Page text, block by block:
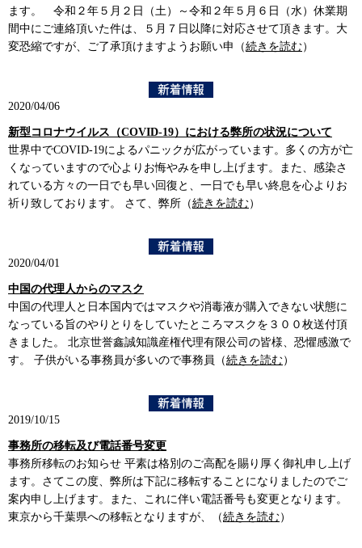
ます。 令和２年５月２日（土）～令和２年５月６日（水）休業期
間中にご連絡頂いた件は、５月７日以降に対応させて頂きます。大
変恐縮ですが、ご了承頂けますようお願い申（続きを読む）
2020/04/06
新型コロナウイルス（COVID-19）における弊所の状況について
世界中でCOVID-19によるパニックが広がっています。多くの方が亡
くなっていますので心よりお悔やみを申し上げます。また、感染さ
れている方々の一日でも早い回復と、一日でも早い終息を心よりお
祈り致しております。 さて、弊所（続きを読む）
2020/04/01
中国の代理人からのマスク
中国の代理人と日本国内ではマスクや消毒液が購入できない状態に
なっている旨のやりとりをしていたところマスクを３００枚送付頂
きました。 北京世誉鑫誠知識産権代理有限公司の皆様、恐懼感激で
す。 子供がいる事務員が多いので事務員（続きを読む）
2019/10/15
事務所の移転及び電話番号変更
事務所移転のお知らせ 平素は格別のご高配を賜り厚く御礼申し上げ
ます。さてこの度、弊所は下記に移転することになりましたのでご
案内申し上げます。また、これに伴い電話番号も変更となります。
東京から千葉県への移転となりますが、（続きを読む）